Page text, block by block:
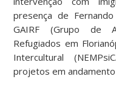
presença de
GAIRF (Grupo de
Refugiados em
Intercultural
projetos em andamento